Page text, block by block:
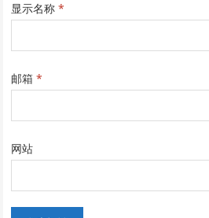
显示名称*
邮箱*
网站